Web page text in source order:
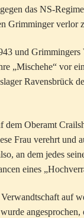
das NS-
Grimminger verlor
und
„Mischehe“ vor
Ravensbrück
dem Oberamt
Frau verehrt und
an dem jedes
eines
auf